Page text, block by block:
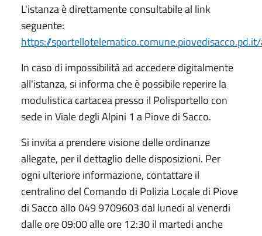
L'istanza è direttamente consultabile al link
seguente:
https://
In caso di impossibilità ad accedere digitalmente
all'istanza, si informa che è possibile reperire la
modulistica cartacea presso il Polisportello con
sede in Viale degli Alpini 1 a Piove di Sacco.
Si invita a prendere visione delle ordinanze
allegate, per il dettaglio delle disposizioni. Per
ogni ulteriore informazione, contattare il
centralino del Comando di Polizia Locale di Piove
di Sacco allo 049 9709603 dal lunedi al venerdi
dalle ore 09:00 alle ore 12:30 il martedi anche